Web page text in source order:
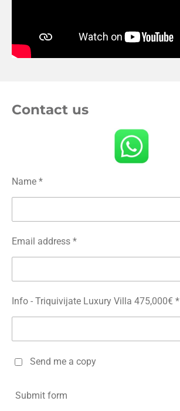
Contact us
Name *
Email address *
Info - Triquivijate Luxury Villa 475,000€ *
Send me a copy
Submit form